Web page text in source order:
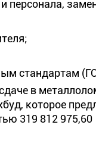
персонала,
стандартам
в
которое
319 812 975,60